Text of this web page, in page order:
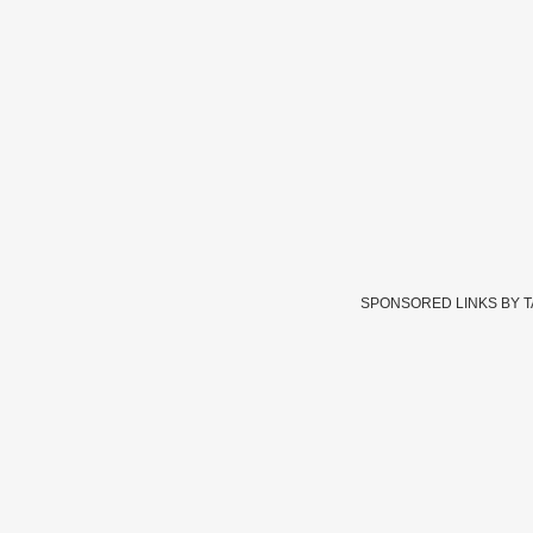
SPONSORED LINKS BY